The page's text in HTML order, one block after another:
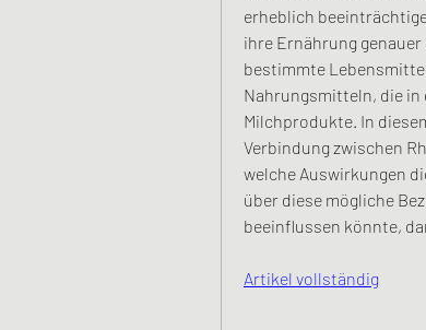
erheblich
ihre Ernährung
bestimmte
Nahrungsmitteln, die in
Milchprodukte. In
Verbindung zwischen
welche Auswirkungen
über diese mögliche
beeinflussen könnte,
Artikel vollständig